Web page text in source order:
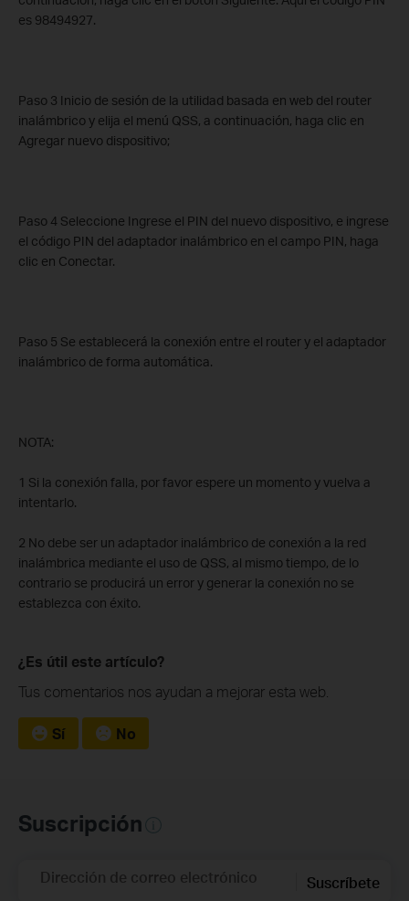
es 98494927.
Paso 3 Inicio de sesión de la utilidad basada en web del router
inalámbrico y elija el menú QSS, a continuación, haga clic en
Agregar nuevo dispositivo;
Paso 4 Seleccione Ingrese el PIN del nuevo dispositivo, e ingrese
el código PIN del adaptador inalámbrico en el campo PIN, haga
clic en Conectar.
Paso 5 Se establecerá la conexión entre el router y el adaptador
inalámbrico de forma automática.
NOTA:
1 Si la conexión falla, por favor espere un momento y vuelva a
intentarlo.
2 No debe ser un adaptador inalámbrico de conexión a la red
inalámbrica mediante el uso de QSS, al mismo tiempo, de lo
contrario se producirá un error y generar la conexión no se
establezca con éxito.
¿Es útil este artículo?
Tus comentarios nos ayudan a mejorar esta web.
Sí No
Suscripción
Dirección de correo electrónico Suscríbete